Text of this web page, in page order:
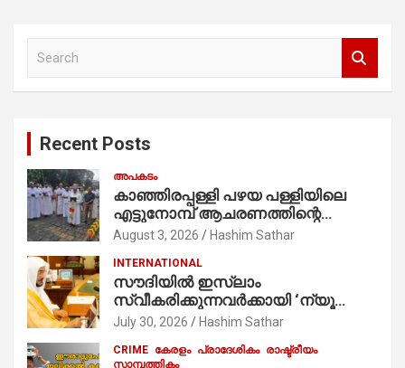
Recent Posts
അപകടം
കാഞ്ഞിരപ്പള്ളി പഴയ പള്ളിയിലെ
എട്ടുനോമ്പ് ആചരണത്തിന്റെ
ഭാഗമായുള്ള പന്തലിന്റെ കാൽനാട്ട്
കുര്യൻ താമരശ്ശേരി
നിർവഹിക്കുന്നു.
August 3, 2026 Hashim Sathar
INTERNATIONAL
സൗദിയില്‍ ഇസ്‌ലാം
സ്വീകരിക്കുന്നവര്‍ക്കായി ‘ന്യൂ
മുസ്ലിം’ ഡിജിറ്റല്‍ കാര്‍ഡ് സേവനം
July 30, 2026 Hashim Sathar
CRIME കേരളം പ്രാദേശികം രാഷ്ട്രീയം
സാമ്പത്തികം